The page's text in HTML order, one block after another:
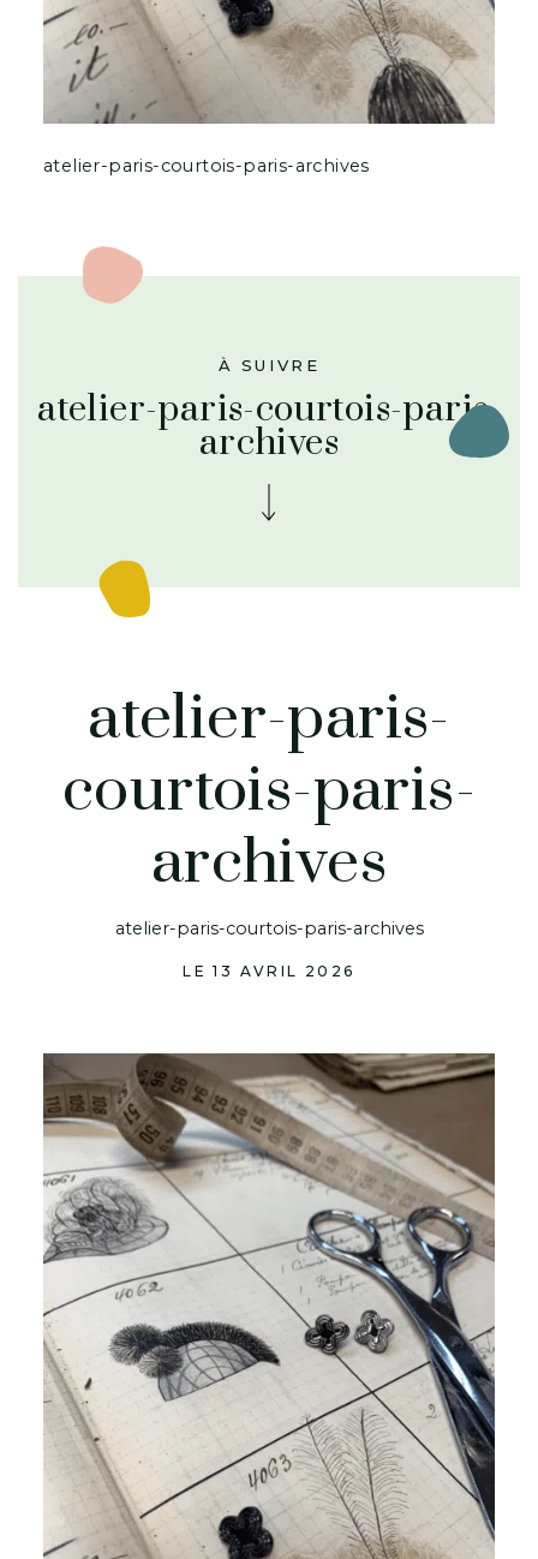
atelier-paris-courtois-paris-archives
À SUIVRE
atelier-paris-courtois-paris-
archives
atelier-paris-
courtois-paris-
archives
atelier-paris-courtois-paris-archives
LE 13 AVRIL 2026